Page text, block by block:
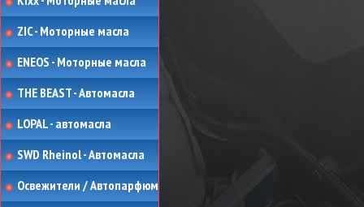
ZIC - Моторные масла
ENEOS - Моторные масла
THE BEAST - Автомасла
LOPAL - автомасла
SWD Rheinol - Автомасла
Освежители / Автопарфюм